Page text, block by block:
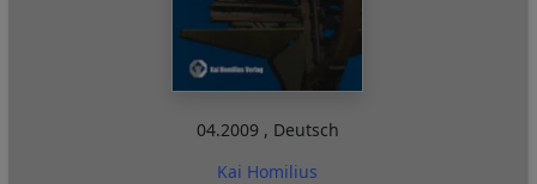
04.2009 , Deutsch
Kai Homilius